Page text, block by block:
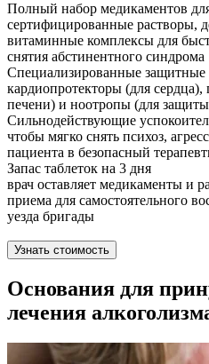
Полный набор медикаментов
сертифицированные растворы,
витаминные комплексы для
снятия абстинентного синдрома
Специализированные защитные
кардиопротекторы (для сердца),
печени) и ноотропы (для
Сильнодействующие
чтобы мягко снять психоз,
пациента в безопасный
Запас таблеток на 3 дня
врач оставляет медикаменты и
приема для самостоятельного
уезда бригады
Узнать стоимость
Основания для
лечения